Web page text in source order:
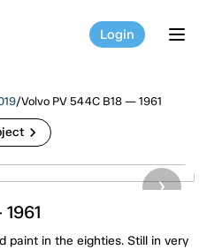
Login
/Volvo PV 544C B18 — 1961
chevron_right
paint in the eighties. Still in very